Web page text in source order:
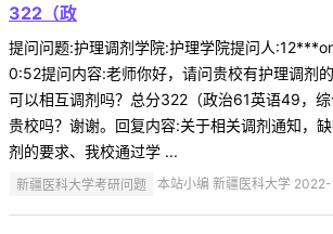
322（政
提问问题:护理调剂学院:护理学院提问人
0:52提问内容:老师你好，请问贵校有护理调剂
可以相互调剂吗？总分322（政治61英语49，
贵校吗？谢谢。回复内容:关于相关调剂通知，
剂的要求、我校通过学 ...
新疆医科大学考研问题 本站小编 新疆医科大学